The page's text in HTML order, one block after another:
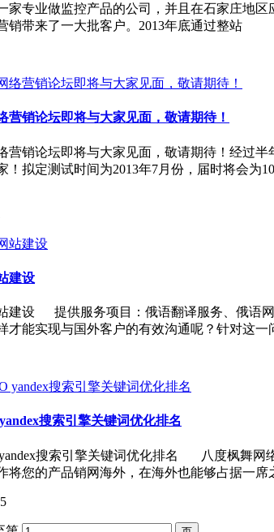
家专业做监控产品的公司，并且在石家庄地
销带来了一大批客户。2013年底通过整站
营销论坛即将与大家见面，敬请期待！
营销论坛即将与大家见面，敬请期待！经过
！拟定测试时间为2013年7月份，届时将会
建设
建设 提供服务项目：俄语翻译服务、俄语
才能实现与国外客户的有效沟通呢？针对这
搜索引擎关键词优化排名
搜索引擎关键词优化排名 八度枫舞网
将您的产品销网海外，在海外也能够占据一